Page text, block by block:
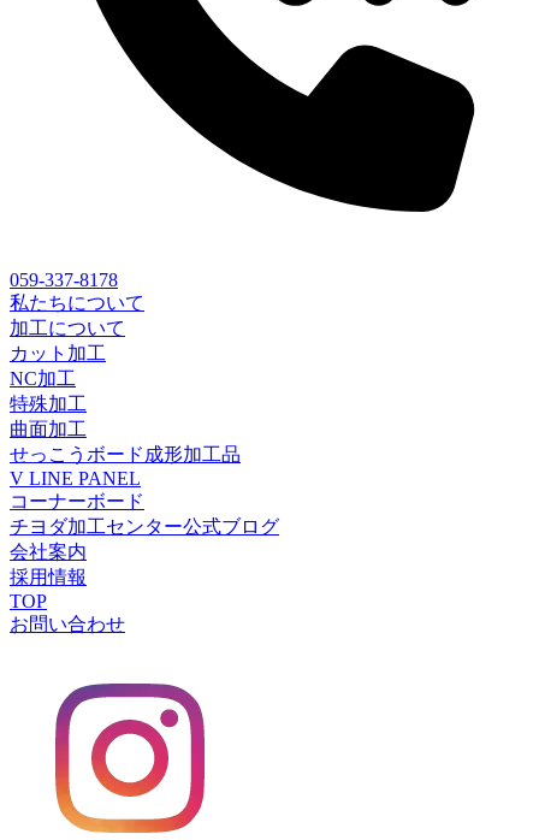
059-337-8178
私たちについて
加工について
カット加工
NC加工
特殊加工
曲面加工
せっこうボード成形加工品
V LINE PANEL
コーナーボード
チヨダ加工センター公式ブログ
会社案内
採用情報
TOP
お問い合わせ